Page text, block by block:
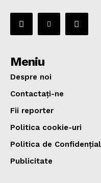
Meniu
Despre noi
Contactați-ne
Fii reporter
Politica cookie-uri
Politica de
Publicitate